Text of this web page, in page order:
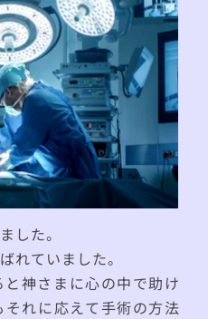
した。
れていました。
神さまに心の中で助け
れに応えて手術の方法